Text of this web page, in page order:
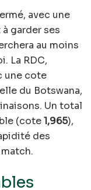
avec une
garder ses
au moins
La RDC,
une cote
du Botswana,
Un total
(cote1,965),
des